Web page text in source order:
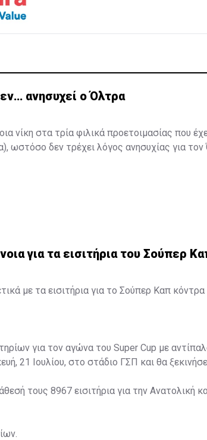
ανησυχεί ο Όλτρα
νίκη στα τρία φιλικά προετοιμασίας που
ωστόσο δεν τρέχει λόγος ανησυχίας για τον
για τα εισιτήρια του Σούπερ
με τα εισιτήρια για το Σούπερ Καπ κόντρα
για τον αγώνα του Super Cup με
21 Ιουλίου, στο στάδιο ΓΣΠ και θα
τους 8967 εισιτήρια για την Ανατολική